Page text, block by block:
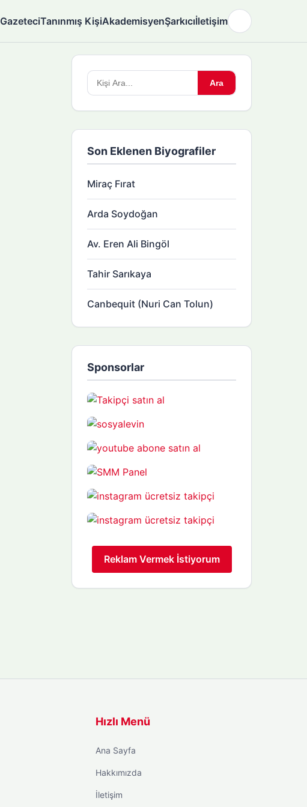
GazeteciTanınmış KişiAkademisyenŞarkıcıİletişim
Arama
yapın:
Ara
Son Eklenen Biyografiler
Miraç Fırat
Arda Soydoğan
Av. Eren Ali Bingöl
Tahir Sarıkaya
Canbequit (Nuri Can Tolun)
Sponsorlar
Reklam Vermek İstiyorum
Hızlı Menü
Ana Sayfa
Hakkımızda
İletişim